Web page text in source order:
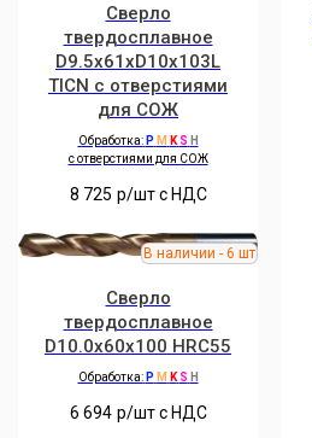
Сверло
твердосплавное
D9.5x61xD10x103L
TICN с отверстиями
для СОЖ
Обработка: P M K S H
с отверстиями для СОЖ
8 725 р/шт c НДС
Сверло
твердосплавное
D10.0x60x100 HRC55
Обработка: P M K S H
6 694 р/шт c НДС